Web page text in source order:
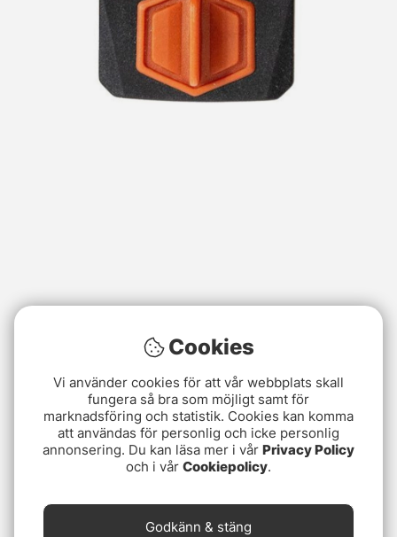
Cookies
Vi använder cookies för att vår webbplats skall
fungera så bra som möjligt samt för
marknadsföring och statistik. Cookies kan komma
att användas för personlig och icke personlig
annonsering. Du kan läsa mer i vår Privacy Policy
och i vår Cookiepolicy.
Godkänn & stäng